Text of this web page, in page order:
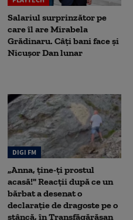
Salariul surprinzător pe
care îl are Mirabela
Grădinaru. Câţi bani face şi
Nicuşor Dan lunar
DIGI FM
„Anna, ţine-ţi prostul
acasă!" Reacţii după ce un
bărbat a desenat o
declaraţie de dragoste pe o
stâncă, în Transfăgărăşan